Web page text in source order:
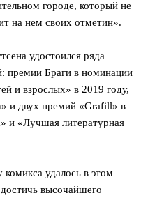
городе, который не
на нем своих отметин».
удостоился ряда
премии Браги в номинации
и взрослых» в 2019 году,
и двух премий «Grafill» в
и «Лучшая литературная
удалось в этом
высочайшего